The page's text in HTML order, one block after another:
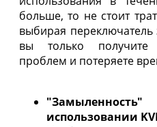
больше, то не стоит
выбирая переключатель
вы только получите
проблем и потеряете
использовании